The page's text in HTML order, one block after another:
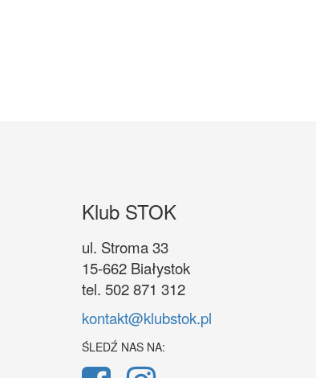
Klub STOK
ul. Stroma 33
15-662 Białystok
tel. 502 871 312
kontakt@klubstok.pl
ŚLEDŹ NAS NA: